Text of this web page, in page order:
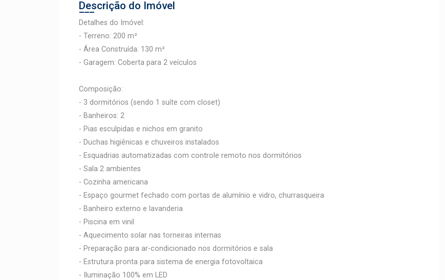
Descrição do Imóvel
Detalhes do Imóvel:
- Terreno: 200 m²
- Área Construída: 130 m²
- Garagem: Coberta para 2 veículos
Composição:
- 3 dormitórios (sendo 1 suíte com closet)
- Banheiros: 2
- Pias esculpidas e nichos em granito
- Duchas higiênicas e chuveiros instalados
- Esquadrias automatizadas com controle remoto nos dormitórios
- Sala 2 ambientes
- Cozinha americana
- Espaço gourmet fechado com portas de alumínio e vidro, churrasqueira
- Banheiro externo e lavanderia
- Piscina em vinil
- Aquecimento solar nas torneiras internas
- Preparação para ar-condicionado nos dormitórios e sala
- Estrutura pronta para sistema de energia fotovoltaica
- Iluminação 100% em LED